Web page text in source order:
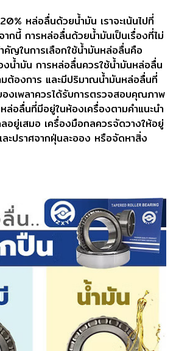
หล่อลื่นด้วยน้ำมัน เราจะเน้นไปที่
กนี้ การหล่อลื่นด้วยน้ำมันเป็นเรื่องที่ไม่
ญในการเลือกใช้น้ำมันหล่อลื่นคือ
น้ำมัน การหล่อลื่นควรใช้น้ำมันหล่อลื่น
มต้องการ และมีปริมาณน้ำมันหล่อลื่นที่
งเพลาควรได้รับการตรวจสอบคุณภาพ
อลื่นที่มีอยู่ในห้องเครื่องตามคำแนะนำ
อยู่เสมอ เครื่องมือกลควรจัดวางให้อยู่
ละปราศจากฝุ่นละออง หรือจัดหาสิ่ง